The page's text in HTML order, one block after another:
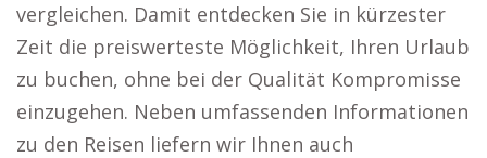
vergleichen. Damit entdecken Sie in kürzester
Zeit die preiswerteste Möglichkeit, Ihren Urlaub
zu buchen, ohne bei der Qualität Kompromisse
einzugehen. Neben umfassenden Informationen
zu den Reisen liefern wir Ihnen auch